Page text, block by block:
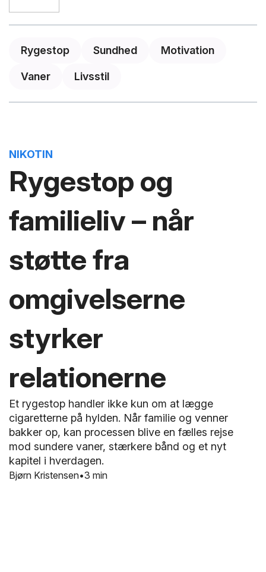
Rygestop Sundhed Motivation
Vaner Livsstil
Rygestop og
familieliv – når
støtte fra
omgivelserne
styrker
relationerne
NIKOTIN
3 min
Et rygestop handler ikke kun om at lægge
cigaretterne på hylden. Når familie og venner
bakker op, kan processen blive en fælles rejse
mod sundere vaner, stærkere bånd og et nyt
kapitel i hverdagen.
Bjørn Kristensen